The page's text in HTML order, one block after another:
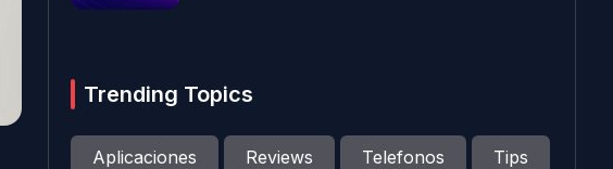
Trending Topics
Aplicaciones Reviews Telefonos Tips